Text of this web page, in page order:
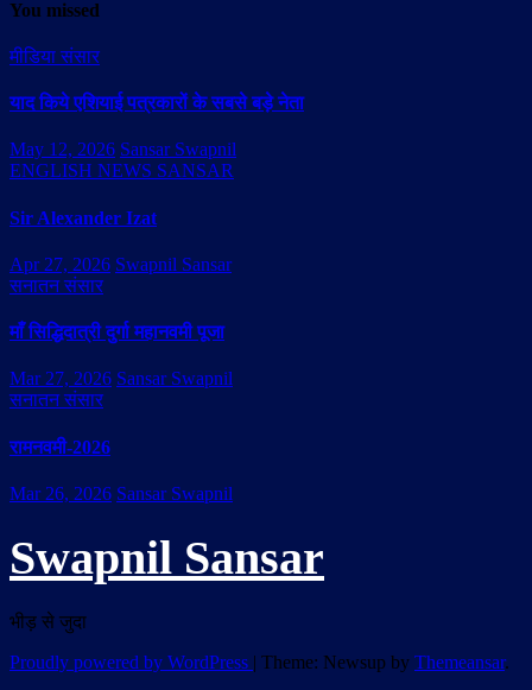
You missed
मीडिया संसार
याद किये एशियाई पत्रकारों के सबसे बड़े नेता
May 12, 2026 Sansar Swapnil
ENGLISH NEWS SANSAR
Sir Alexander Izat
Apr 27, 2026 Swapnil Sansar
सनातन संसार
माँ सिद्धिदात्री दुर्गा महानवमी पूजा
Mar 27, 2026 Sansar Swapnil
सनातन संसार
रामनवमी-2026
Mar 26, 2026 Sansar Swapnil
Swapnil Sansar
भीड़ से जुदा
Proudly powered by WordPress | Theme: Newsup by Themeansar.